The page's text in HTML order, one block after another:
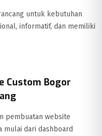
untuk kebutuhan
informatif, dan memiliki
Custom Bogor
pembuatan website
mulai dari dashboard